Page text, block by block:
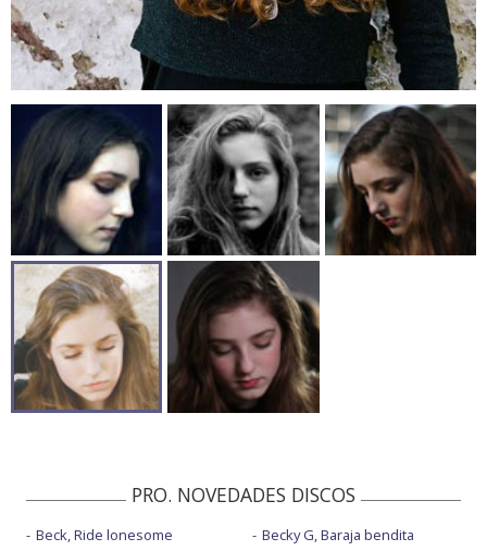
PRO. NOVEDADES DISCOS
Beck, Ride lonesome
Becky G, Baraja bendita